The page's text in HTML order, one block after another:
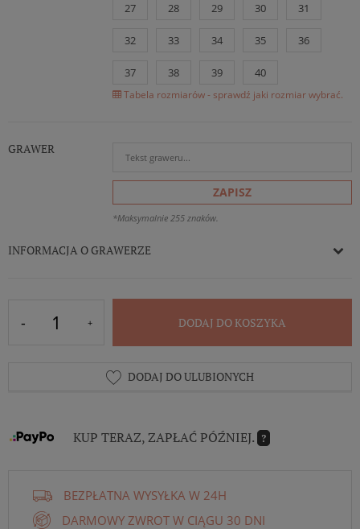
27 28 29 30 31
32 33 34 35 36
37 38 39 40
Tabela rozmiarów - sprawdź jaki rozmiar wybrać.
GRAWER
ZAPISZ
*Maksymalnie 255 znaków.
INFORMACJA O GRAWERZE
DODAJ DO KOSZYKA
DODAJ DO ULUBIONYCH
KUP TERAZ, ZAPŁAĆ PÓŹNIEJ. ?
BEZPŁATNA WYSYŁKA W 24H
DARMOWY ZWROT W CIĄGU 30 DNI